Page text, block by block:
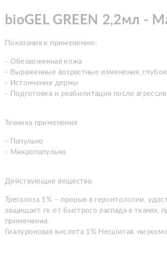
bioGEL GREEN 2,2мл -
Показания к применению:
- Обезвоженная кожа
- Выраженные возрастные изменения,
- Истончение дермы
- Подготовка и реабилитация после
Техника применения:
- Папульно
- Микропапульно
Действующие вещества:
Трегалоза 1% – прорыв в геронтологии,
защищает гк от быстрого распада в тканях,
применения.
Гиалуроновая кислота 1% Несшитая,